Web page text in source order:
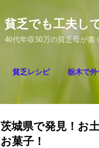
貧乏でも工夫し
40代年収50万の貧乏母が書
貧乏レシピ 栃木で外
茨城県で発見！お
お菓子！